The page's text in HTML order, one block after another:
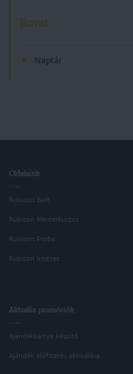
Rovat
Naptár
Oldalaink
Rubicon Bolt
Rubicon Mesterkurzus
Rubicon Próba
Rubicon Intézet
Aktuális promóciók
Ajándékkártya készítő
Ajándék előfizetés aktiválása